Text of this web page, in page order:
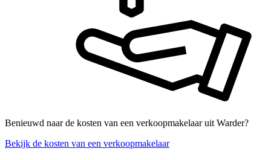
Benieuwd naar de kosten van een verkoopmakelaar uit Warder?
Bekijk de kosten van een verkoopmakelaar